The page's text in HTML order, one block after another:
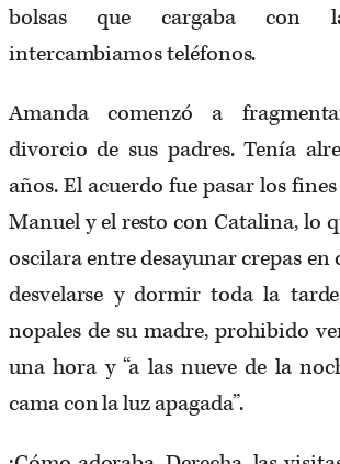
bolsas que cargaba con
intercambiamos teléfonos.
Amanda comenzó a
divorcio de sus padres. Tenía
años. El acuerdo fue pasar los
Manuel y el resto con Catalina, lo
oscilara entre desayunar crepas en
desvelarse y dormir toda la
nopales de su madre, prohibido
una hora y “a las nueve de la
cama con la luz apagada”.